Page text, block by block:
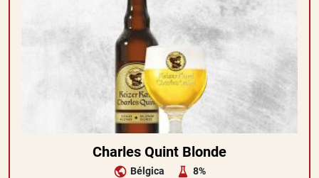
Charles Quint Blonde
Bélgica 8%